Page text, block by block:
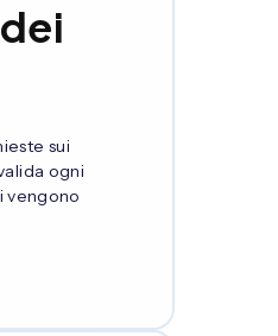
sui
ogni
vengono